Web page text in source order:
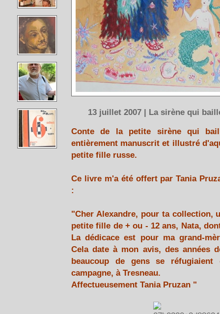
13 juillet 2007 | La sirène qui
Conte de la petite sirène qui
entièrement manuscrit et illustré
petite fille russe.
Ce livre m'a été offert par Tania
:
"Cher Alexandre, pour ta collection,
petite fille de + ou - 12 ans, Nata,
La dédicace est pour ma grand-
Cela date à mon avis, des années
beaucoup de gens se
campagne, à Tresneau.
Affectueusement Tania Pruzan "